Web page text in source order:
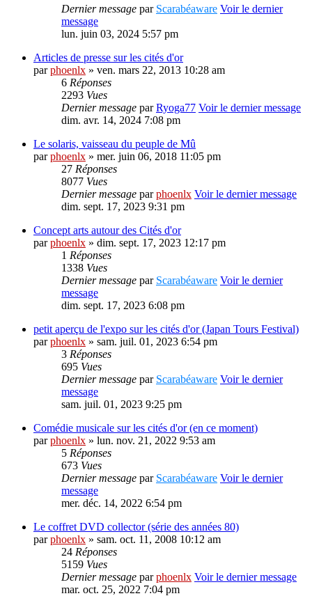
Dernier message par Scarabéaware Voir le dernier
message
lun. juin 03, 2024 5:57 pm
Articles de presse sur les cités d'or
parphoenlx » ven. mars 22, 2013 10:28 am
6 Réponses
2293 Vues
Dernier message parRyoga77 Voir le dernier message
dim. avr. 14, 2024 7:08 pm
Le solaris, vaisseau du peuple de Mû
parphoenlx » mer. juin 06, 2018 11:05 pm
27 Réponses
8077 Vues
Dernier message parphoenlx Voir le dernier message
dim. sept. 17, 2023 9:31 pm
Concept arts autour des Cités d'or
parphoenlx » dim. sept. 17, 2023 12:17 pm
1 Réponses
1338 Vues
Dernier message par Scarabéaware Voir le dernier
message
dim. sept. 17, 2023 6:08 pm
petit aperçu de l'expo sur les cités d'or (Japan Tours Festival)
parphoenlx » sam. juil. 01, 2023 6:54 pm
3 Réponses
695 Vues
Dernier message par Scarabéaware Voir le dernier
message
sam. juil. 01, 2023 9:25 pm
Comédie musicale sur les cités d'or (en ce moment)
parphoenlx » lun. nov. 21, 2022 9:53 am
5 Réponses
673 Vues
Dernier message par Scarabéaware Voir le dernier
message
mer. déc. 14, 2022 6:54 pm
Le coffret DVD collector (série des années 80)
parphoenlx » sam. oct. 11, 2008 10:12 am
24 Réponses
5159 Vues
Dernier message parphoenlx Voir le dernier message
mar. oct. 25, 2022 7:04 pm